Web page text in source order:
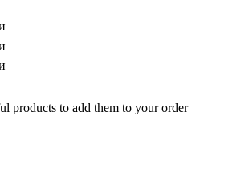
products to add them to your order